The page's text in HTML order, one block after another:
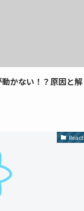
かない！？原因と解
React